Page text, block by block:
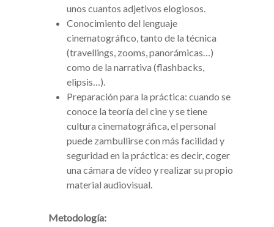
unos cuantos adjetivos elogiosos.
Conocimiento del lenguaje
cinematográfico, tanto de la técnica
(travellings, zooms, panorámicas…)
como de la narrativa (flashbacks,
elipsis…).
Preparación para la práctica: cuando se
conoce la teoría del cine y se tiene
cultura cinematográfica, el personal
puede zambullirse con más facilidad y
seguridad en la práctica: es decir, coger
una cámara de vídeo y realizar su propio
material audiovisual.
Metodología: